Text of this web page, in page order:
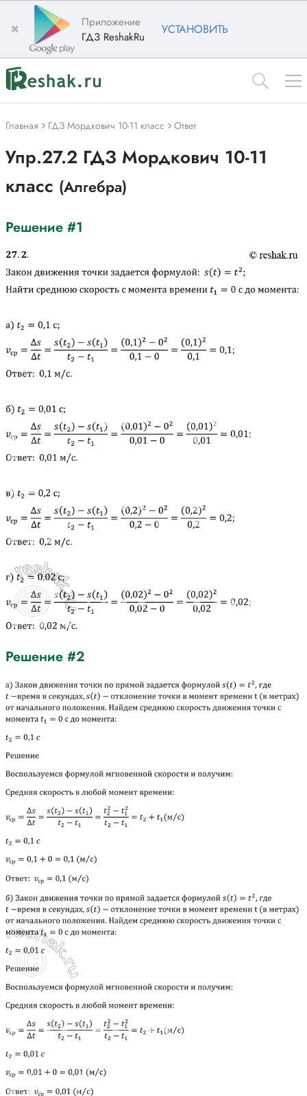
✖
Приложение
ГДЗ ReshakRu
УСТАНОВИТЬ
Главная ГДЗ Мордкович 10-11 класс Ответ
Упр.27.2 ГДЗ Мордкович 10-11
класс (Алгебра)
Решение #1
Решение #2